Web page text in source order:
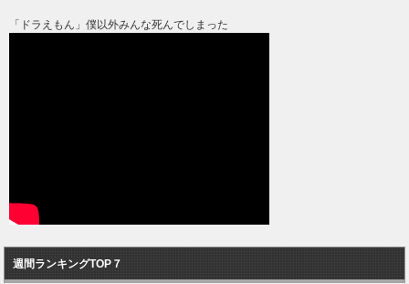
「ドラえもん」僕以外みんな死んでしまった
週間ランキングTOP７